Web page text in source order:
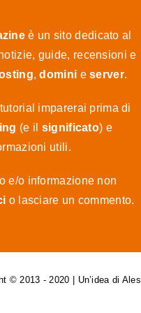
è un sito dedicato al
guide, recensioni e
,domini eserver.
imparerai prima di
(e il significato) e
utili.
e/o informazione non
o lasciare un commento.
© 2013 - 2020 | Un’idea di